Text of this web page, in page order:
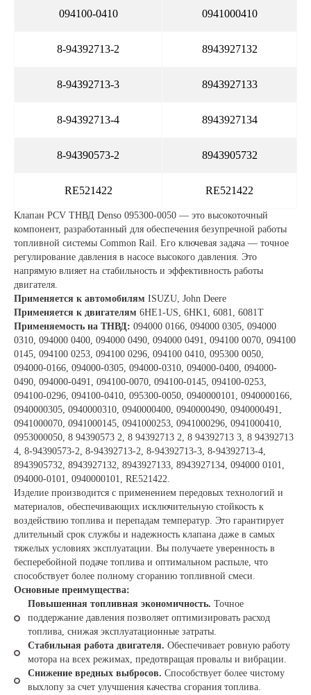
094100-0410 0941000410
8-94392713-2 8943927132
8-94392713-3 8943927133
8-94392713-4 8943927134
8-94390573-2 8943905732
RE521422 RE521422
Клапан PCV ТНВД Denso 095300-0050 — это высокоточный
компонент, разработанный для обеспечения безупречной работы
топливной системы Common Rail. Его ключевая задача — точное
регулирование давления в насосе высокого давления. Это
напрямую влияет на стабильность и эффективность работы
двигателя.
Применяется к автомобилям ISUZU, John Deere
Применяется к двигателям 6HE1-US, 6HK1, 6081, 6081T
Применяемость на ТНВД: 094000 0166, 094000 0305, 094000
0310, 094000 0400, 094000 0490, 094000 0491, 094100 0070, 094100
0145, 094100 0253, 094100 0296, 094100 0410, 095300 0050,
094000-0166, 094000-0305, 094000-0310, 094000-0400, 094000-
0490, 094000-0491, 094100-0070, 094100-0145, 094100-0253,
094100-0296, 094100-0410, 095300-0050, 0940000101, 0940000166,
0940000305, 0940000310, 0940000400, 0940000490, 0940000491,
0941000070, 0941000145, 0941000253, 0941000296, 0941000410,
0953000050, 8 94390573 2, 8 94392713 2, 8 94392713 3, 8 94392713
4, 8-94390573-2, 8-94392713-2, 8-94392713-3, 8-94392713-4,
8943905732, 8943927132, 8943927133, 8943927134, 094000 0101,
094000-0101, 0940000101, RE521422.
Изделие производится с применением передовых технологий и
материалов, обеспечивающих исключительную стойкость к
воздействию топлива и перепадам температур. Это гарантирует
длительный срок службы и надежность клапана даже в самых
тяжелых условиях эксплуатации. Вы получаете уверенность в
бесперебойной подаче топлива и оптимальном распыле, что
способствует более полному сгоранию топливной смеси.
Основные преимущества:
Повышенная топливная экономичность. Точное
поддержание давления позволяет оптимизировать расход
топлива, снижая эксплуатационные затраты.
Стабильная работа двигателя. Обеспечивает ровную работу
мотора на всех режимах, предотвращая провалы и вибрации.
Снижение вредных выбросов. Способствует более чистому
выхлопу за счет улучшения качества сгорания топлива.